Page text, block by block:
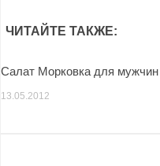
ЧИТАЙТЕ ТАКЖЕ:
Салат Морковка для мужчин
13.05.2012